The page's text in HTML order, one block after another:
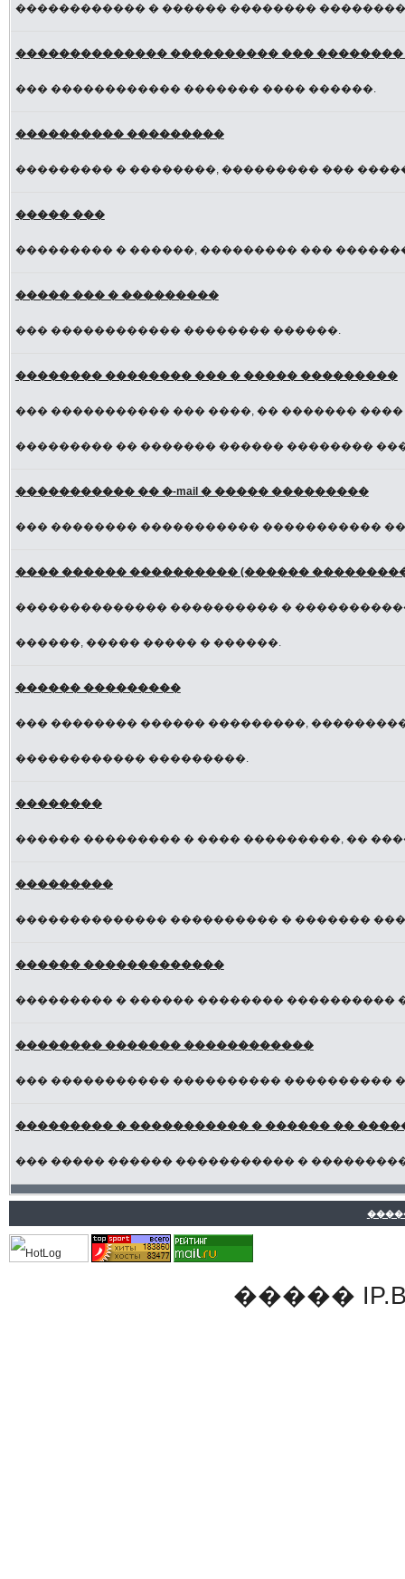
������������ � ������ ��������
�������������� ���������� ���
��� ������������ ������� ���� ������.
���������� ���������
��������� � ��������, ��������� ���
����� ���
��������� � ������, ��������� ���
����� ��� � ���������
��� ������������ �������� ������.
�������� �������� ��� � ����� ���������
��� ����������� ��� ����, �� �������
��������� �� ������� ������ ��������
����������� �� �-mail � ����� ���������
��� �������� ����������� �����������
���� ������ ���������� (������
�������������� ���������� �
������, ����� ����� � ������.
������ ���������
��� �������� ������ ���������,
������������ ���������.
��������
������ ��������� � ���� ���������, ��
���������
�������������� ���������� � �������
������ �������������
��������� � ������ �������� ����������
�������� ������� ������������
��� ����������� ���������� ����������
��������� � ����������� � ������ ��
��� ����� ������ ����������� �
�����